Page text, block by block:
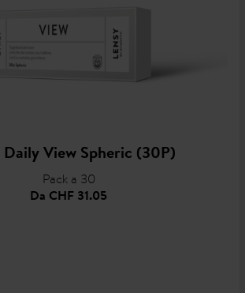
Daily View Spheric (30P)
Pack a 30
Da CHF 31.05